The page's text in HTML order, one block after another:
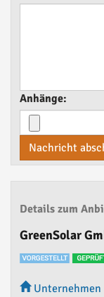
Anhänge:
Nachricht
Details zum
GreenSolar
Unternehmen